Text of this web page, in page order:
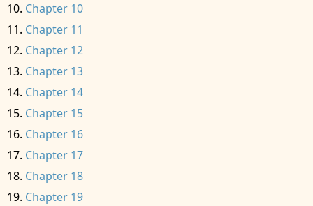
Chapter 10
Chapter 11
Chapter 12
Chapter 13
Chapter 14
Chapter 15
Chapter 16
Chapter 17
Chapter 18
Chapter 19